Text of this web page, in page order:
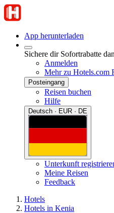
App herunterladen
Sichere dir Sofortrabatte
Anmelden
Mehr zu Hotels.com
Posteingang
Reisen buchen
Hilfe
Deutsch · EUR · DE
Unterkunft
Meine Reisen
Feedback
Hotels
Hotels in Kenia